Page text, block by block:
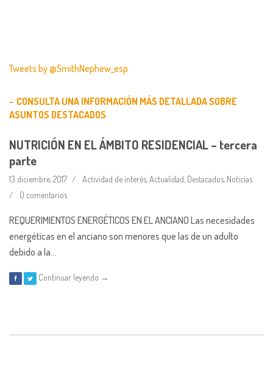
Tweets by ‎@SmithNephew_esp
CONSULTA UNA INFORMACIÓN MÁS DETALLADA SOBRE
ASUNTOS DESTACADOS
NUTRICIÓN EN EL ÁMBITO RESIDENCIAL – tercera
parte
13 diciembre, 2017 Actividad de interés,Actualidad, Destacados, Noticias
0 comentarios
REQUERIMIENTOS ENERGÉTICOS EN EL ANCIANO Las necesidades
energéticas en el anciano son menores que las de un adulto
debido a la…
Continuar leyendo →